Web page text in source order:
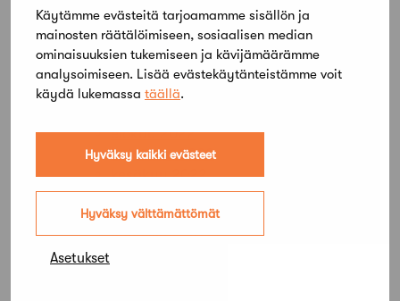
Käytämme evästeitä tarjoamamme sisällön ja
mainosten räätälöimiseen, sosiaalisen median
ominaisuuksien tukemiseen ja kävijämäärämme
analysoimiseen. Lisää evästekäytänteistämme voit
käydä lukemassa täällä.
Hyväksy kaikki evästeet
Hyväksy välttämättömät
Asetukset
helmikuu 2023
tammikuu 2023
joulukuu 2022
marraskuu 2022
lokakuu 2022
elokuu 2022
heinäkuu 2022
kesäkuu 2022
toukokuu 2022
huhtikuu 2022
maaliskuu 2022